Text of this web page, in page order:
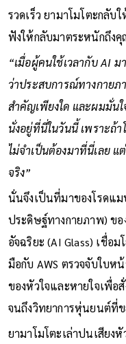
อย่างไรก็ตาม ท่ามกลางก
รวดเร็ว ยามาโมโตะกลับ
ฟังให้กลับมาตระหนักถึงคุ
“เมื่อผู้คนใช้เวลากับ AI
ว่าประสบการณ์ทางกาย
สำคัญเพียงใด และผมมั่น
นั่งอยู่ที่นี่ในวันนี้ เพราะถ้
ไม่จำเป็นต้องมาที่นี่เลย แ
จริง”
นั่นจึงเป็นที่มาของโรดแ
ประดิษฐ์ทางกายภาพ) ข
อัจฉริยะ (AI Glass) เชื่อม
มือกับ AWS ตรวจจับใบห
ของหัวใจและหายใจเพื่อ
จนถึงวิทยาการหุ่นยนต์ที่